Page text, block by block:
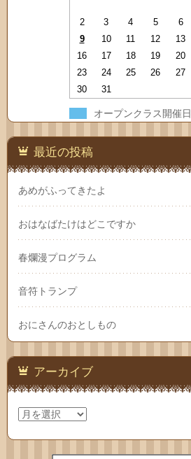
2
3 4 5 6
9
10 11 12 13
16
17 18 19 20
23
24 25 26 27
30
31
オープンクラス開催日
最近の投稿
あめがふってきたよ
おはなばたけはどこですか
春爛漫プログラム
音符トランプ
おにさんのおとしもの
アーカイブ
ア
カ